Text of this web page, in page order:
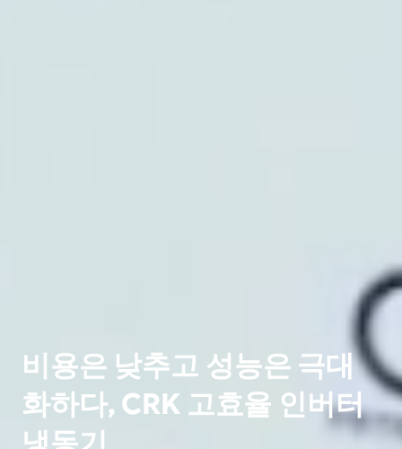
비용은 낮추고 성능은 극대
화하다, CRK 고효율 인버터